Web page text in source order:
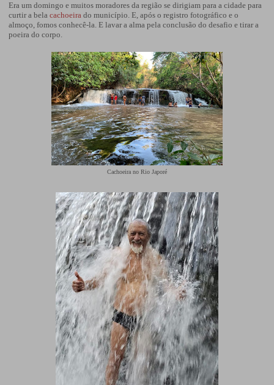
Era um domingo e muitos moradores da região se dirigiam para a cidade para
curtir a bela cachoeira do município. E, após o registro fotográfico e o
almoço, fomos conhecê-la. E lavar a alma pela conclusão do desafio e tirar a
poeira do corpo.
Cachoeira no Rio Japoré